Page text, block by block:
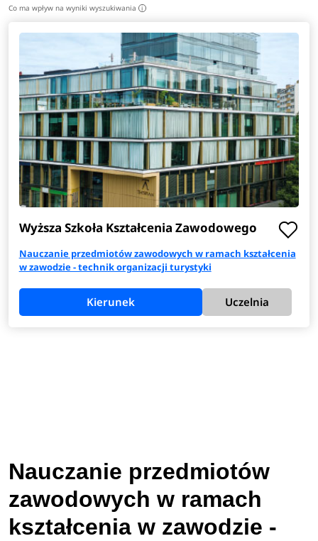
Co ma wpływ na wyniki wyszukiwania i
Wyższa Szkoła Kształcenia Zawodowego
Nauczanie przedmiotów zawodowych w ramach kształcenia
w zawodzie - technik organizacji turystyki
Kierunek Uczelnia
Nauczanie przedmiotów
zawodowych w ramach
kształcenia w zawodzie -